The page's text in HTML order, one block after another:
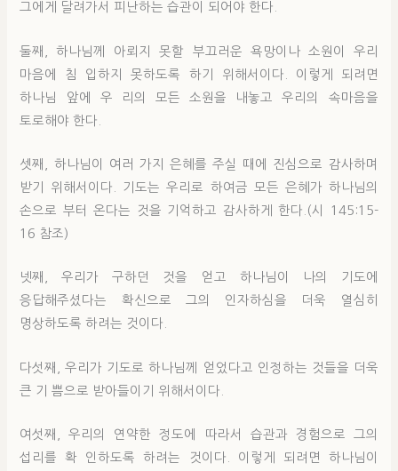
그에게 달려가서 피난하는 습관이 되어야 한다.
둘째, 하나님께 아뢰지 못할 부끄러운 욕망이나 소원이 우리
마음에 침 입하지 못하도록 하기 위해서이다. 이렇게 되려면
하나님 앞에 우 리의 모든 소원을 내놓고 우리의 속마음을
토로해야 한다.
셋째, 하나님이 여러 가지 은혜를 주실 때에 진심으로 감사하며
받기 위해서이다. 기도는 우리로 하여금 모든 은혜가 하나님의
손으로 부터 온다는 것을 기억하고 감사하게 한다.(시 145:15-
16 참조)
넷째, 우리가 구하던 것을 얻고 하나님이 나의 기도에
응답해주셨다는 확신으로 그의 인자하심을 더욱 열심히
명상하도록 하려는 것이다.
다섯째, 우리가 기도로 하나님께 얻었다고 인정하는 것들을 더욱
큰 기 쁨으로 받아들이기 위해서이다.
여섯째, 우리의 연약한 정도에 따라서 습관과 경험으로 그의
섭리를 확 인하도록 하려는 것이다. 이렇게 되려면 하나님이